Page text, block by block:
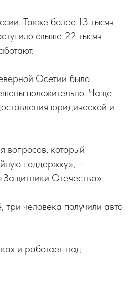
Также более 13 тысяч
свыше 22 тысяч
Осетии было
положительно. Чаще
юридической и
вопросов, который
поддержку», –
Отечества».
человека получили авто
и работает над